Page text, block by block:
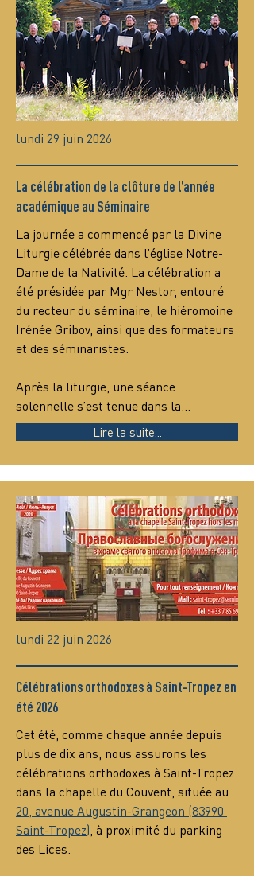
lundi 29 juin 2026
La célébration de la clôture de l’année
académique au Séminaire
La journée a commencé par la Divine
Liturgie célébrée dans l’église Notre-
Dame de la Nativité. La célébration a
été présidée par Mgr Nestor, entouré
du recteur du séminaire, le hiéromoine
Irénée Gribov, ainsi que des formateurs
et des séminaristes.
Après la liturgie, une séance
solennelle s’est tenue dans la…
Lire la suite...
lundi 22 juin 2026
Célébrations orthodoxes à Saint-Tropez en
été 2026
Cet été, comme chaque année depuis
plus de dix ans, nous assurons les
célébrations orthodoxes à Saint-Tropez
dans la chapelle du Couvent, située au
20, avenue Augustin-Grangeon (83990
Saint-Tropez), à proximité du parking
des Lices.